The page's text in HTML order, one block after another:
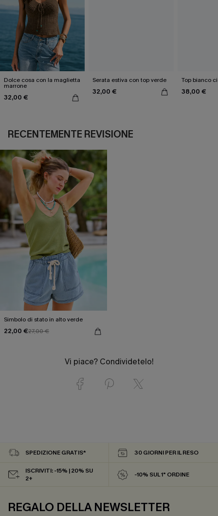
Dolce cosa con la maglietta
marrone
32,00 €
Serata estiva con top verde
32,00 €
Top bianco
38,00 €
RECENTEMENTE REVISIONE
Simbolo di stato in alto verde
22,00 €27,00 €
Vi piace? Condividetelo!
SPEDIZIONE GRATIS* 30 GIORNI PER IL RESO
ISCRIVITI: -15% | 20% SU
2+
-10% SUL 1° ORDINE
REGALO DELLA NEWSLETTER